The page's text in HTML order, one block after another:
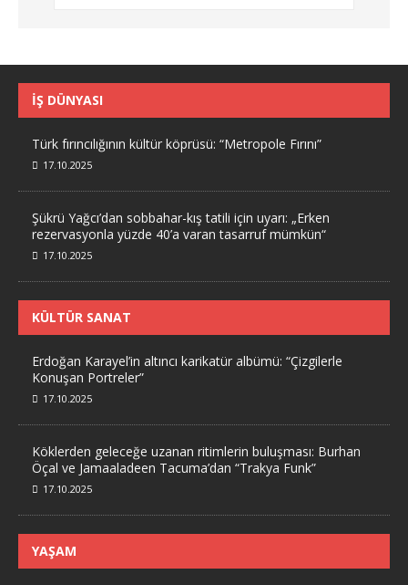
İŞ DÜNYASI
Türk fırıncılığının kültür köprüsü: “Metropole Fırını”
17.10.2025
Şükrü Yağcı’dan sobbahar-kış tatili için uyarı: „Erken
rezervasyonla yüzde 40’a varan tasarruf mümkün“
17.10.2025
KÜLTÜR SANAT
Erdoğan Karayel’in altıncı karikatür albümü: “Çizgilerle
Konuşan Portreler”
17.10.2025
Köklerden geleceğe uzanan ritimlerin buluşması: Burhan
Öçal ve Jamaaladeen Tacuma’dan “Trakya Funk”
17.10.2025
YAŞAM